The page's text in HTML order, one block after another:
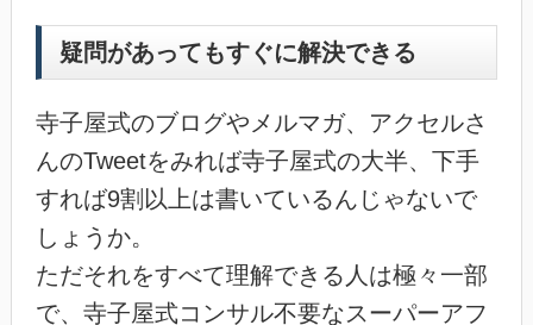
疑問があってもすぐに解決できる
寺子屋式のブログやメルマガ、アクセルさ
んのTweetをみれば寺子屋式の大半、下手
すれば9割以上は書いているんじゃないで
しょうか。
ただそれをすべて理解できる人は極々一部
で、寺子屋式コンサル不要なスーパーアフ